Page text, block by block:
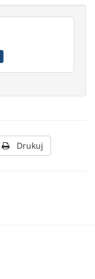
Drukuj